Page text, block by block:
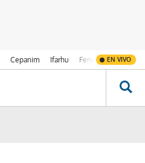
Cepanim Ifarhu Fenómeno de El
EN VIVO